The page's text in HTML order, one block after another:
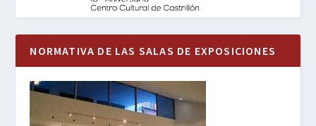
NORMATIVA DE LAS SALAS DE EXPOSICIONES